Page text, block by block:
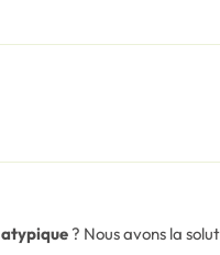
atypique ? Nous avons la